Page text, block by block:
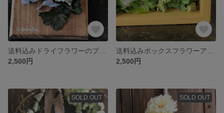
送料込みドライフラワーのプレートデザイン
2,500円
2,500円
SOLD OUT SOLD OUT